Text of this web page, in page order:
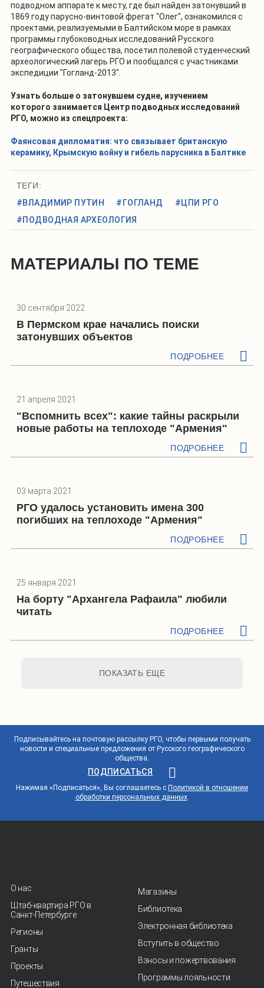
подводном аппарате к месту, где был найден затонувший в
1869 году парусно-винтовой фрегат "Олег", ознакомился с
проектами, реализуемыми в Балтийском море в рамках
программы глубоководных исследований Русского
географического общества, посетил полевой студенческий
археологический лагерь РГО и пообщался с участниками
экспедиции "Гогланд-2013".
Узнать больше о затонувшем судне, изучением
которого занимается Центр подводных исследований
РГО, можно из спецпроекта:
Фаянсовая дипломатия: что связывает британскую
керамику, Крымскую войну и гибель парусника в Балтике
ТЕГИ:
#ВЛАДИМИР ПУТИН
#ГОГЛАНД
#ЦПИ РГО
#ПОДВОДНАЯ АРХЕОЛОГИЯ
МАТЕРИАЛЫ ПО ТЕМЕ
30 сентября 2022
В Пермском крае начались поиски
затонувших объектов
ПОДРОБНЕЕ
21 апреля 2021
"Вспомнить всех": какие тайны раскрыли
новые работы на теплоходе "Армения"
ПОДРОБНЕЕ
03 марта 2021
РГО удалось установить имена 300
погибших на теплоходе "Армения"
ПОДРОБНЕЕ
25 января 2021
На борту "Архангела Рафаила" любили
читать
ПОДРОБНЕЕ
ПОКАЗАТЬ ЕЩЕ
Подписывайтесь на почтовую рассылку РГО, чтобы первыми получать
новости и специальные предложения от Русского географического
общества.
ПОДПИСАТЬСЯ
Нажимая «Подписаться», Вы соглашаетесь с Политикой в отношении
обработки персональных данных.
О нас
Штаб-квартира РГО в
Санкт‑Петербурге
Регионы
Гранты
Проекты
Путешествия
Магазины
Библиотека
Электронная библиотека
Вступить в общество
Взносы и пожертвования
Программы лояльности